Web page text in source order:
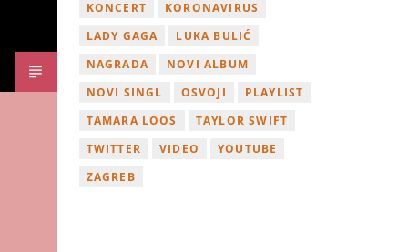
KONCERT
KORONAVIRUS
LADY GAGA
LUKA BULIĆ
NAGRADA
NOVI ALBUM
NOVI SINGL
OSVOJI
PLAYLIST
TAMARA LOOS
TAYLOR SWIFT
TWITTER
VIDEO
YOUTUBE
ZAGREB